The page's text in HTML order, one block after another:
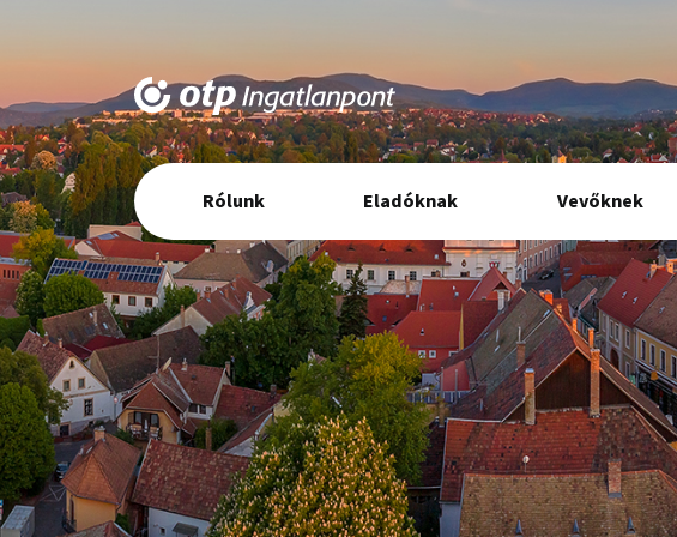
Elsődleges
navigáció
Rólunk Eladóknak Vevőknek